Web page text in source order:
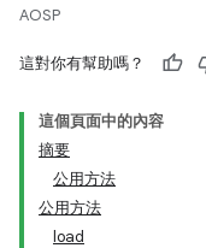
AOSP
這對你有幫助嗎？
這個頁面中的內容
摘要
公用方法
公用方法
load